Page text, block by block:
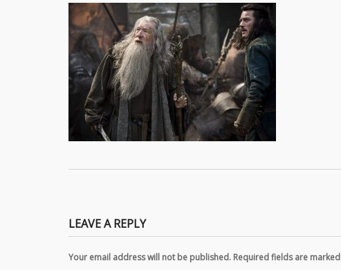
LEAVE A REPLY
Your email address will not be published. Required fields are marked